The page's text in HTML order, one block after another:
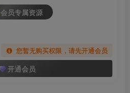
会员专属资源
您暂无购买权限，请先开通会员
开通会员